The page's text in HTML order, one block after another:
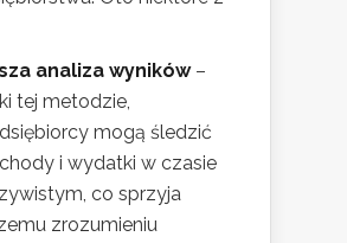
analiza wyników–
tej metodzie,
mogą śledzić
i wydatki w czasie
co sprzyja
zrozumieniu